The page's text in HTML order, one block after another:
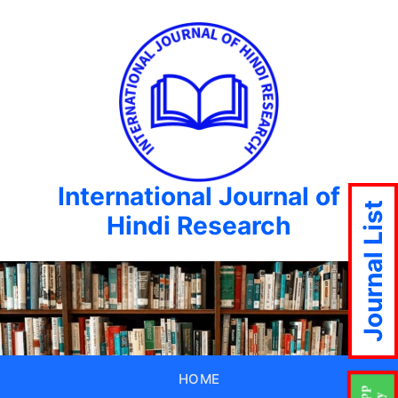
International Journal of
Hindi Research
HOME
Journal List